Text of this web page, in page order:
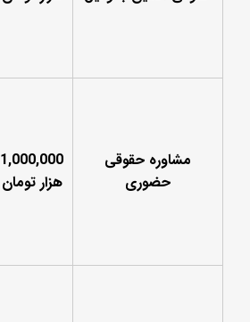
مشاوره حقوقی
حضوری
1,000,000
هزار تومان